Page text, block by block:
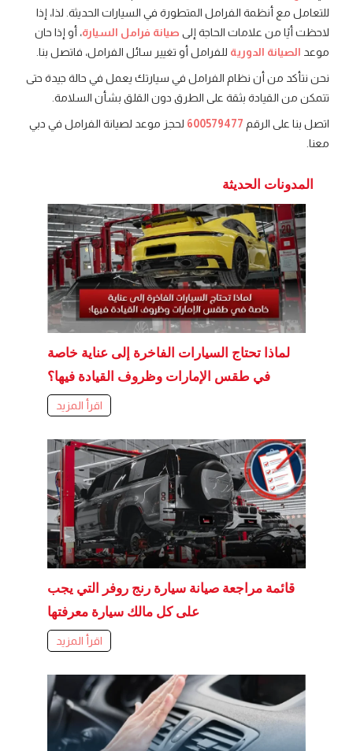
للتعامل مع أنظمة الفرامل المتطورة في السيارات الحديثة. لذا، إذا
لاحظت أيًا من علامات الحاجة إلى صيانة فرامل السيارة، أو إذا حان
موعد الصيانة الدورية للفرامل أو تغيير سائل الفرامل، فاتصل بنا.
نحن نتأكد من أن نظام الفرامل في سيارتك يعمل في حالة جيدة حتى
تتمكن من القيادة بثقة على الطرق دون القلق بشأن السلامة.
اتصل بنا على الرقم 600579477 لحجز موعد لصيانة الفرامل في دبي
معنا.
المدونات الحديثة
لماذا تحتاج السيارات الفاخرة إلى عناية خاصة
في طقس الإمارات وظروف القيادة فيها؟
اقرأ المزيد
قائمة مراجعة صيانة سيارة رنج روفر التي يجب
على كل مالك سيارة معرفتها
اقرأ المزيد